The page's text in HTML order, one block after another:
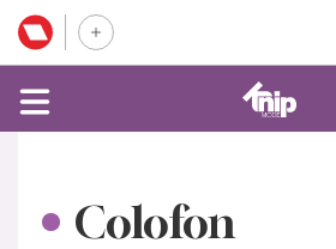
Colofon